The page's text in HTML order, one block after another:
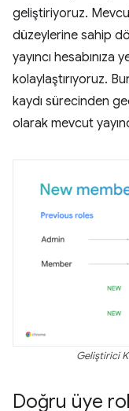
geliştiriyoruz.
düzeylerine sahip
yayıncı hesabınıza
kolaylaştırıyoruz.
kaydı sürecinden
olarak mevcut
Geliştirici
Doğru üye